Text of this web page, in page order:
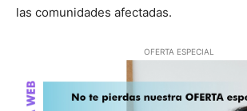
las comunidades afectadas.
OFERTA ESPECIAL